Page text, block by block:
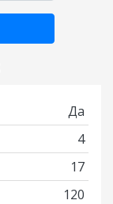
Да
4
17
120